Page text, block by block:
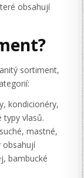
obsahují
sortiment,
kondicionéry,
typy vlasů.
mastné,
obsahují
bambucké